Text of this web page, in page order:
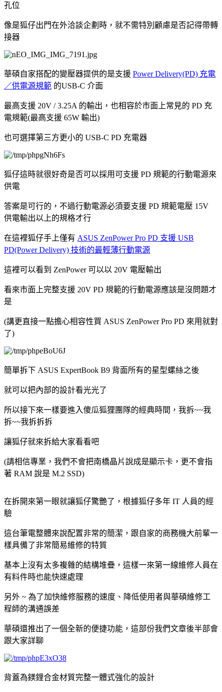
孔位
像是狐仔出門在外洽談企劃時，就不需特別顧慮是否記得帶轉
接器
華碩自家搭配的變壓器提供的是支援 Power Delivery(PD) 充電
／供電源規範 的USB-C 介面
最高支援 20V / 3.25A 的輸出，也相容於市面上常見的 PD 充
電規範(最高支援 65W 輸出)
也可選擇第三方更小的 USB-C PD 充電器
狐仔這時就很好奇是否可以採用可支援 PD 規範的行動電源來
供電
答案是可行的，不過行動電源必須要支援 PD 規範電壓 15V
供電輸出以上的規格才行
在這裡狐仔手上僅有 ASUS ZenPower Pro PD 支援 USB
PD(Power Delivery) 技術的最輕薄行動電源
這裡可以看到 ZenPower 可以以 20V 電壓輸出
看來市面上完整支援 20V PD 規範的行動電源應該是沒問題才
是
(講更直接一點擔心相容性買 ASUS ZenPower Pro PD 來用就對
了)
簡單拆下 ASUS ExpertBook B9 背面所有的星型螺絲之後
就可以把內部的設計看光光了
所以接下來一樣要進入傻瓜狐狸團隊的經典時間，我拆~~我
拆~~我拆拆拆
讓狐仔就來拆給大家看看吧
(請相信專業，我們不會把南橋晶片說成是顯示卡，更不會指
著 RAM 說是 M.2 SSD)
在拆開來第一眼就讓狐仔驚艷了，根據狐仔多年 IT 人員的經
驗
這台筆電整體來說配置非常的簡潔，跟自家的商務機大前輩一
樣具備了非常簡易維修的特質
基本上沒有太多複雜的結構堆疊，這樣一來第一線維修人員在
有料件時也能快速處理
另外 ~ 為了加快維修服務的速度、降低使用者與華碩維修工
程師的溝通誤差
華碩還推出了一個全新的便捷功能，這部份我們文章後半部會
跟大家詳聊
背蓋為鎂鋰合金材質完整一體式強化的設計